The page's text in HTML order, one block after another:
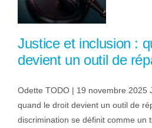
Justice et inclusion :
devient un outil de
Odette TODO | 19 novembre 2025
quand le droit devient un outil de
discrimination se définit comme un